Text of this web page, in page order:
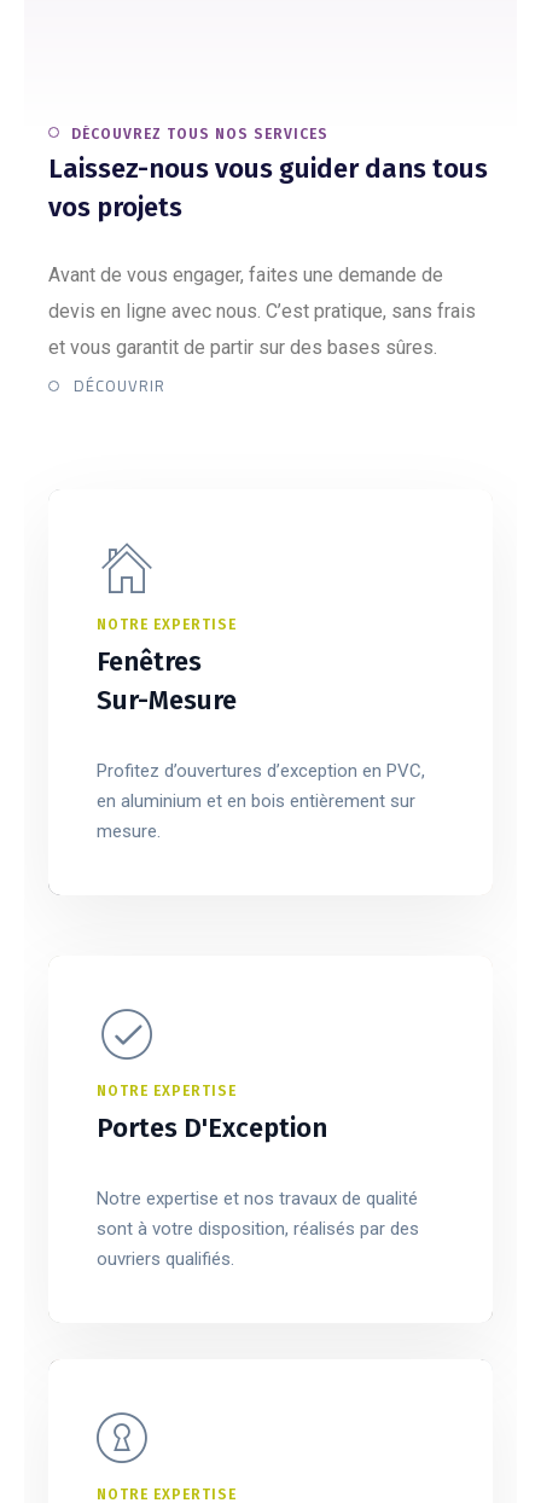
DÉCOUVREZ TOUS NOS SERVICES
Laissez-nous vous guider dans tous
vos projets
Avant de vous engager, faites une demande de
devis en ligne avec nous. C’est pratique, sans frais
et vous garantit de partir sur des bases sûres.
DÉCOUVRIR
NOTRE EXPERTISE
Fenêtres
Sur-Mesure
Profitez d’ouvertures d’exception en PVC,
en aluminium et en bois entièrement sur
mesure.
NOTRE EXPERTISE
Portes D'Exception
Notre expertise et nos travaux de qualité
sont à votre disposition, réalisés par des
ouvriers qualifiés.
NOTRE EXPERTISE